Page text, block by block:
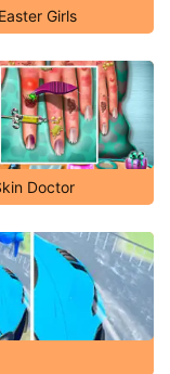
Girls
Doctor